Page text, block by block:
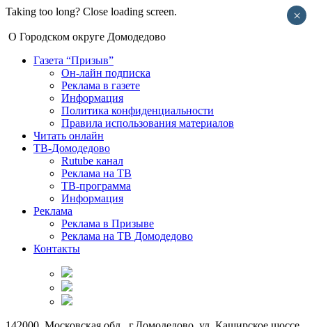
Taking too long? Close loading screen.
О Городском округе Домодедово
Газета “Призыв”
Он-лайн подписка
Реклама в газете
Информация
Политика конфиденциальности
Правила использования материалов
Читать онлайн
ТВ-Домодедово
Rutube канал
Реклама на ТВ
ТВ-программа
Информация
Реклама
Реклама в Призыве
Реклама на ТВ Домодедово
Контакты
×